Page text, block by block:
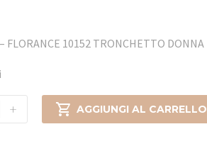
FLORANCE 10152 TRONCHETTO DONNA
+  AGGIUNGI AL CARRELLO